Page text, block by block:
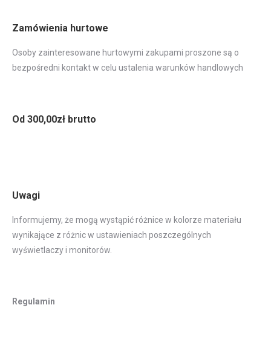
Zamówienia hurtowe
Osoby zainteresowane hurtowymi zakupami proszone są o
bezpośredni kontakt w celu ustalenia warunków handlowych
Od 300,00zł brutto
Uwagi
Informujemy, że mogą wystąpić różnice w kolorze materiału
wynikające z różnic w ustawieniach poszczególnych
wyświetlaczy i monitorów.
Regulamin